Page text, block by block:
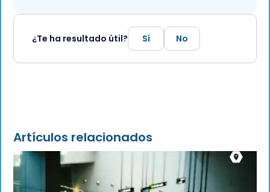
¿Te ha resultado útil? Sí No
Artículos relacionados